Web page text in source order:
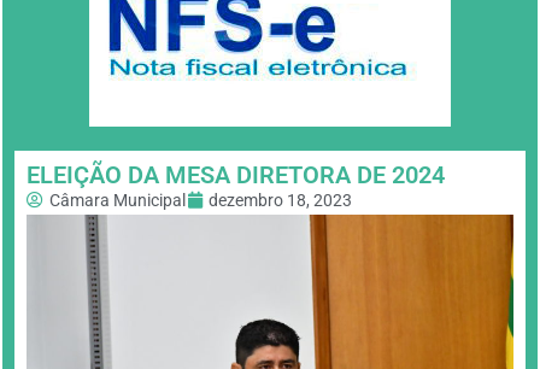
ELEIÇÃO DA MESA DIRETORA DE 2024
Câmara Municipal dezembro 18, 2023